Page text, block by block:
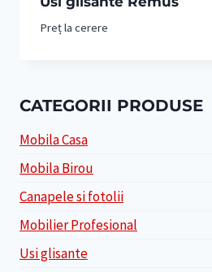
Preț la cerere
CATEGORII PRODUSE
Mobila Casa
Mobila Birou
Canapele si fotolii
Mobilier Profesional
Usi glisante